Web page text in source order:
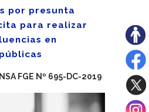
por presunta
para realizar
en
FGE Nº 695-DC-2019